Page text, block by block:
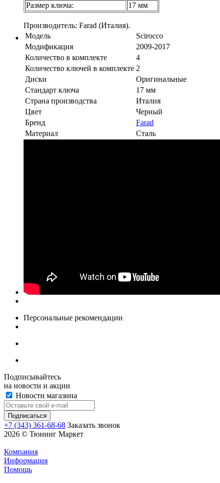
Размер ключа:
17 мм
Производитель: Farad (Италия).
Модель
Scirocco
Модификация
2009-2017
Количество в комплекте
4
Количество ключей в комплекте 2
Диски
Оригинальные
Стандарт ключа
17 мм
Страна производства
Италия
Цвет
Черный
Бренд
Farad
Материал
Сталь
Персональные рекомендации
Подписывайтесь
на новости и акции
Новости магазина
+7 (343) 361-68-68 Заказать звонок
2026 © Тюнинг Маркет
Компания
Информация
Помощь